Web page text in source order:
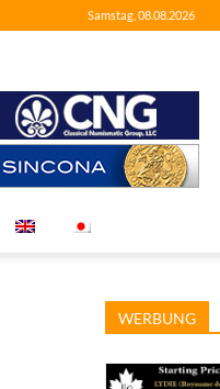
Samstag, 08.08.2026
WERBUNG